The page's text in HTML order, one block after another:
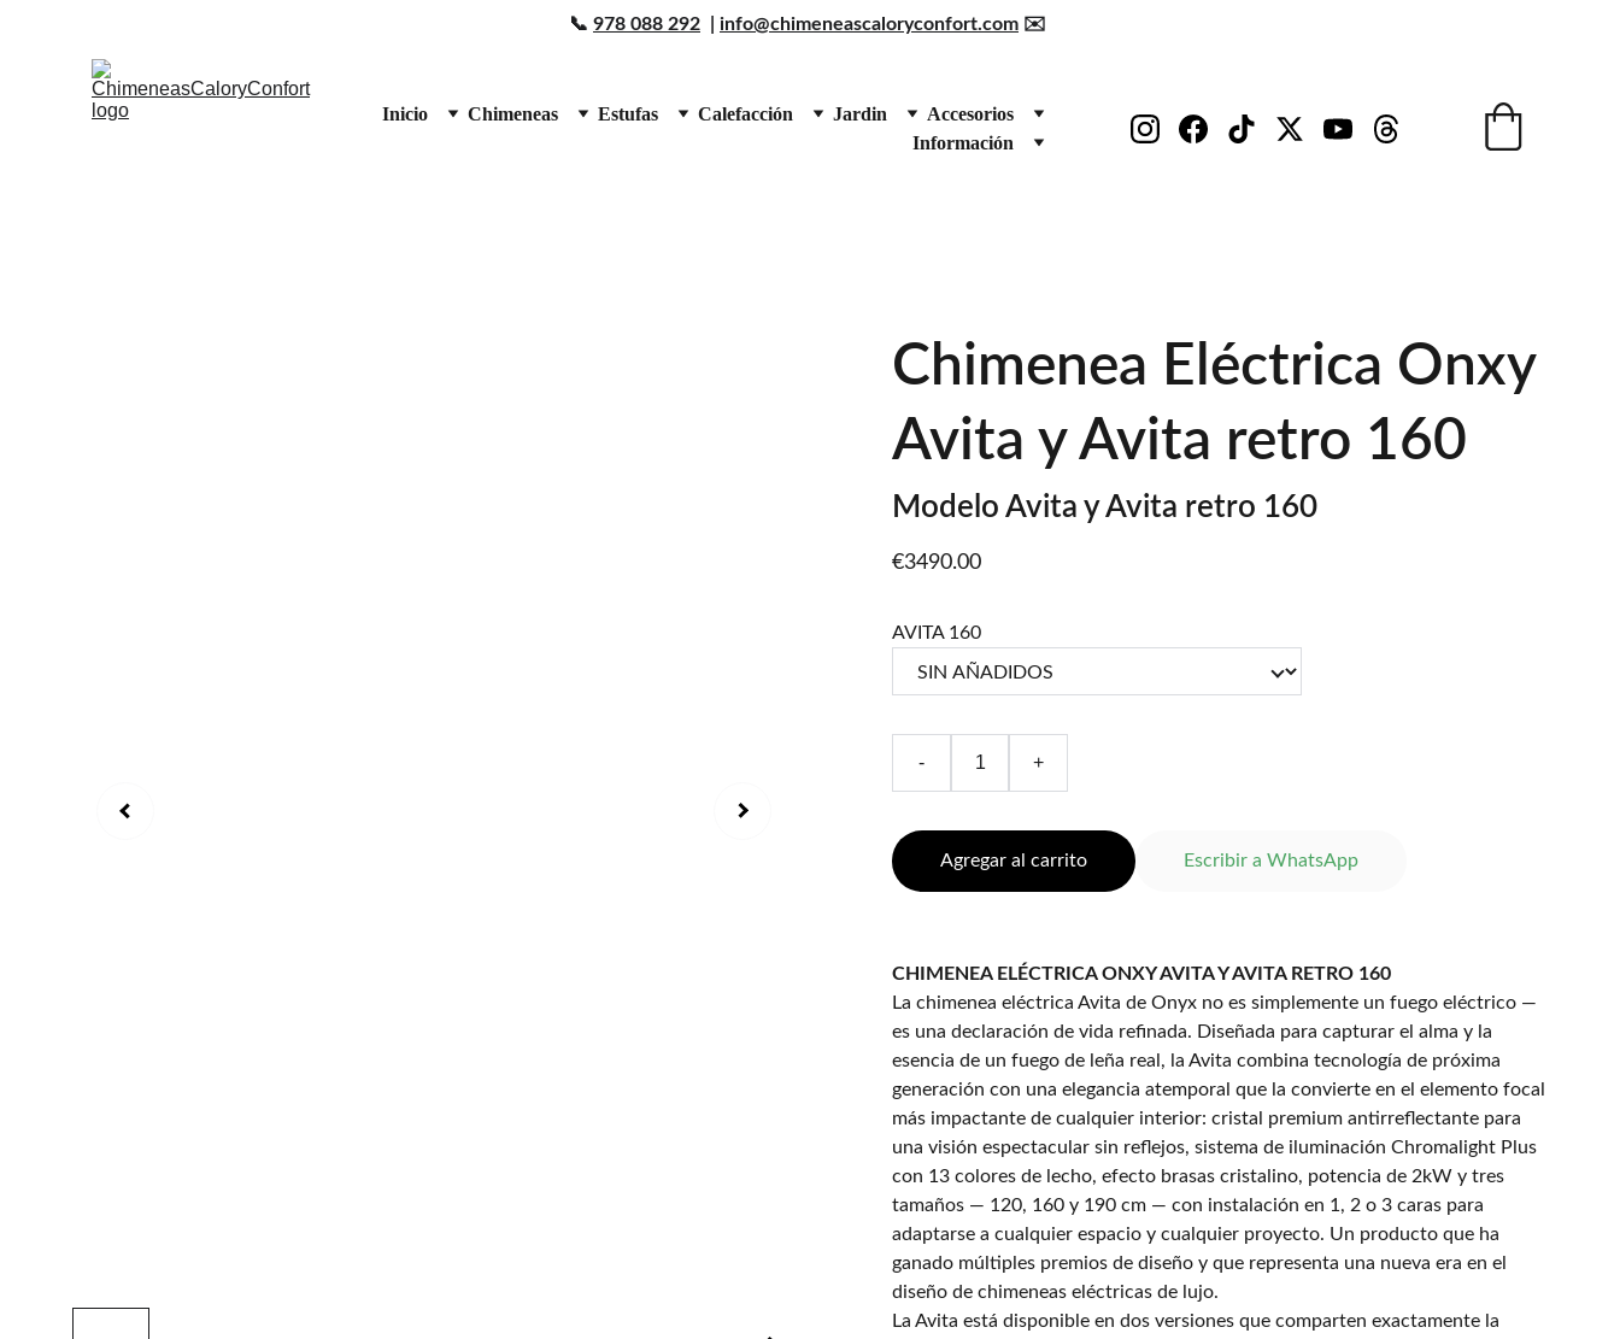
📞 978 088 292 info@chimeneascaloryconfort.com ✉️
Inicio Chimeneas Estufas Calefacción Jardin
Accesorios
Información
Chimenea Eléctrica Onxy
Avita y Avita retro 160
Modelo Avita y Avita retro 160
€3490.00
AVITA 160
- +
Agregar al carrito Escribir a WhatsApp
CHIMENEA ELÉCTRICA ONXY AVITA Y AVITA RETRO 160
La chimenea eléctrica Avita de Onyx no es simplemente un fuego eléctrico —
es una declaración de vida refinada. Diseñada para capturar el alma y la
esencia de un fuego de leña real, la Avita combina tecnología de próxima
generación con una elegancia atemporal que la convierte en el elemento focal
más impactante de cualquier interior: cristal premium antirreflectante para
una visión espectacular sin reflejos, sistema de iluminación Chromalight Plus
con 13 colores de lecho, efecto brasas cristalino, potencia de 2kW y tres
tamaños — 120, 160 y 190 cm — con instalación en 1, 2 o 3 caras para
adaptarse a cualquier espacio y cualquier proyecto. Un producto que ha
ganado múltiples premios de diseño y que representa una nueva era en el
diseño de chimeneas eléctricas de lujo.
La Avita está disponible en dos versiones que comparten exactamente la